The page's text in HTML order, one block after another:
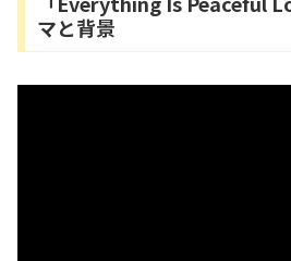
マと背景